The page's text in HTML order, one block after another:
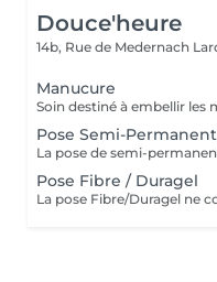
Douce'heure
14b, Rue de Medernach
Manucure
Soin destiné à embellir les
Pose Semi-Permanent
Pose Fibre / Duragel